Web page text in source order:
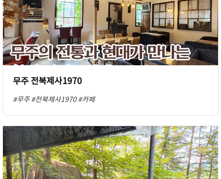
무주 전북제사1970
#무주 #전북제사1970 #카페